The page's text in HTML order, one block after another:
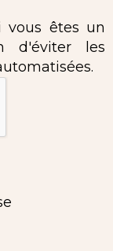
vous êtes un
d'éviter les